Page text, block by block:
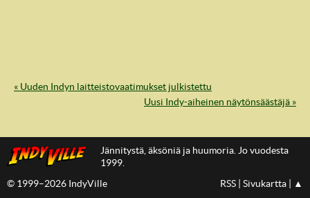
IndyVille
« Uuden Indyn laitteistovaatimukset julkistettu
Uusi Indy-aiheinen näytönsäästäjä »
Jännitystä, äksöniä ja huumoria. Jo vuodesta
1999.
© 1999–2026 IndyVille
RSS Sivukartta ▲